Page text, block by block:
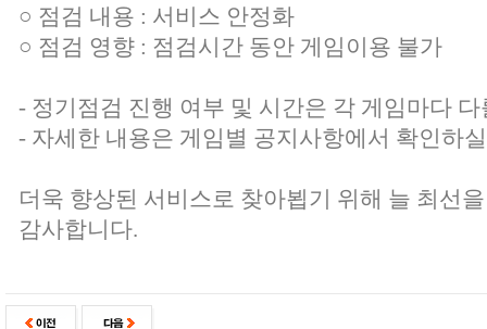
○ 점검 내용 : 서비스 안정화
○ 점검 영향 : 점검시간 동안 게임이용 불가
- 정기점검 진행 여부 및 시간은 각 게임마다
- 자세한 내용은 게임별 공지사항에서 확인하
더욱 향상된 서비스로 찾아뵙기 위해 늘 최선
감사합니다.